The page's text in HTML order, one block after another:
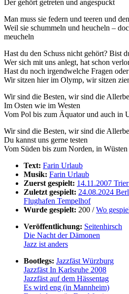
Der gehört getreten und angespuckt
Man muss sie federn und teeren und
Weil sie schummeln und heucheln –
meucheln
Hast du den Schuss nicht gehört? Bist
Wer sich mit uns anlegt, hat schon
Hast du noch irgendwelche Fragen
Wir sitzen hier im Olymp, wir sitzen
Wir sind die Besten, wir sind die
Im Osten wie im Westen
Vom Pol bis zum Äquator und auch in
Wir sind die Besten, wir sind die
Du kannst uns gerne testen
Vom Süden bis zum Norden, in
Text: Farin Urlaub
Musik: Farin Urlaub
Zuerst gespielt: 14.11.2007
Zuletzt gespielt: 24.08.2024
Flughafen Tempelhof
Wurde gespielt: 200 /Wo
Veröffentlichung: Seitenhirsch
Die Nacht der Dämonen
Jazz ist anders
Bootlegs: Jazzfäst Würzburg
Jazzfäst In Karlsruhe 2008
Jazzfäst auf dem Hässentag
Es wird eng (in Mannheim)